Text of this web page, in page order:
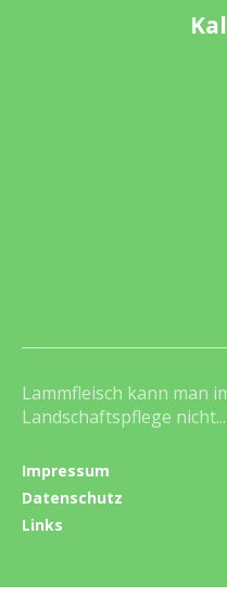
Lammfleisch kann man
Landschaftspflege nicht...
Impressum
Datenschutz
Links